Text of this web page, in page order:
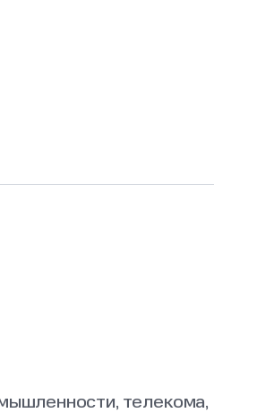
телекома,